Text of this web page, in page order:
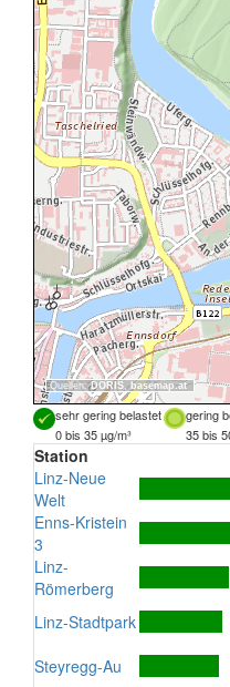
Quellen:DORIS, basemap.at
sehr gering belastet gering
0 bis 35 µg/m³
35 bis
Station
Linz-Neue
Welt
Enns-Kristein
3
Linz-
Römerberg
Linz-Stadtpark
Steyregg-Au